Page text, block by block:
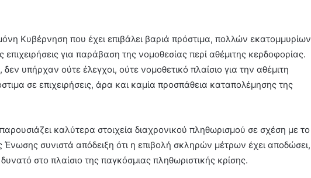
Κυβέρνηση που έχει επιβάλει βαριά πρόστιμα, πολλών εκατομμυρίων
για παράβαση της νομοθεσίας περί αθέμιτης κερδοφορίας.
υπήρχαν ούτε έλεγχοι, ούτε νομοθετικό πλαίσιο για την αθέμιτη
σε επιχειρήσεις, άρα και καμία προσπάθεια καταπολέμησης της
καλύτερα στοιχεία διαχρονικού πληθωρισμού σε σχέση με το
συνιστά απόδειξη ότι η επιβολή σκληρών μέτρων έχει αποδώσει,
στο πλαίσιο της παγκόσμιας πληθωριστικής κρίσης.